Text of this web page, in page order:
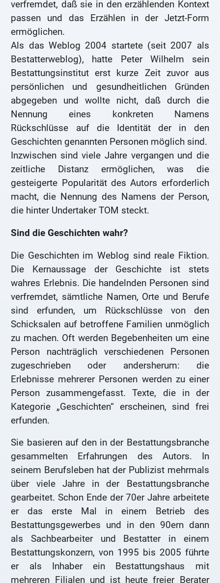
verfremdet, daß sie in den erzählenden Kontext
passen und das Erzählen in der Jetzt-Form
ermöglichen.
Als das Weblog 2004 startete (seit 2007 als
Bestatterweblog), hatte Peter Wilhelm sein
Bestattungsinstitut erst kurze Zeit zuvor aus
persönlichen und gesundheitlichen Gründen
abgegeben und wollte nicht, daß durch die
Nennung eines konkreten Namens
Rückschlüsse auf die Identität der in den
Geschichten genannten Personen möglich sind.
Inzwischen sind viele Jahre vergangen und die
zeitliche Distanz ermöglichen, was die
gesteigerte Popularität des Autors erforderlich
macht, die Nennung des Namens der Person,
die hinter Undertaker TOM steckt.
Sind die Geschichten wahr?
Die Geschichten im Weblog sind reale Fiktion.
Die Kernaussage der Geschichte ist stets
wahres Erlebnis. Die handelnden Personen sind
verfremdet, sämtliche Namen, Orte und Berufe
sind erfunden, um Rückschlüsse von den
Schicksalen auf betroffene Familien unmöglich
zu machen. Oft werden Begebenheiten um eine
Person nachträglich verschiedenen Personen
zugeschrieben oder andersherum: die
Erlebnisse mehrerer Personen werden zu einer
Person zusammengefasst. Texte, die in der
Kategorie „Geschichten“ erscheinen, sind frei
erfunden.
Sie basieren auf den in der Bestattungsbranche
gesammelten Erfahrungen des Autors. In
seinem Berufsleben hat der Publizist mehrmals
über viele Jahre in der Bestattungsbranche
gearbeitet. Schon Ende der 70er Jahre arbeitete
er das erste Mal in einem Betrieb des
Bestattungsgewerbes und in den 90ern dann
als Sachbearbeiter und Bestatter in einem
Bestattungskonzern, von 1995 bis 2005 führte
er als Inhaber ein Bestattungshaus mit
mehreren Filialen und ist heute freier Berater